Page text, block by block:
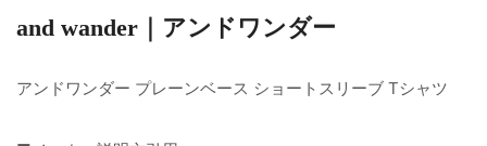
and wander｜アンドワンダー
アンドワンダー プレーンベース ショートスリーブ Tシャツ